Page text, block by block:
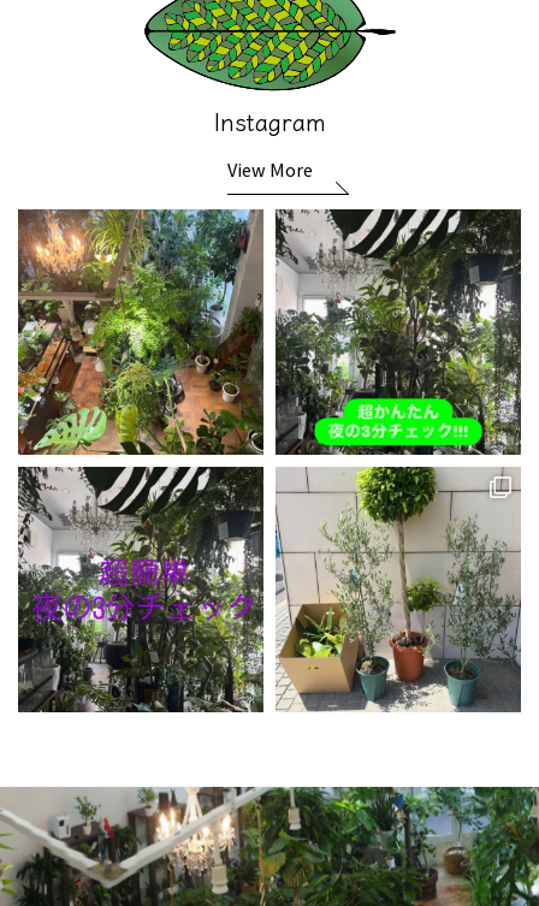
Instagram
View More